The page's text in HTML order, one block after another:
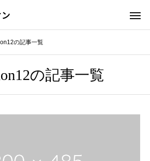
の記事一覧
の記事一覧